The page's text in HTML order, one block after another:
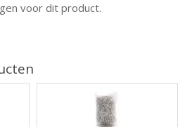
voor dit product.